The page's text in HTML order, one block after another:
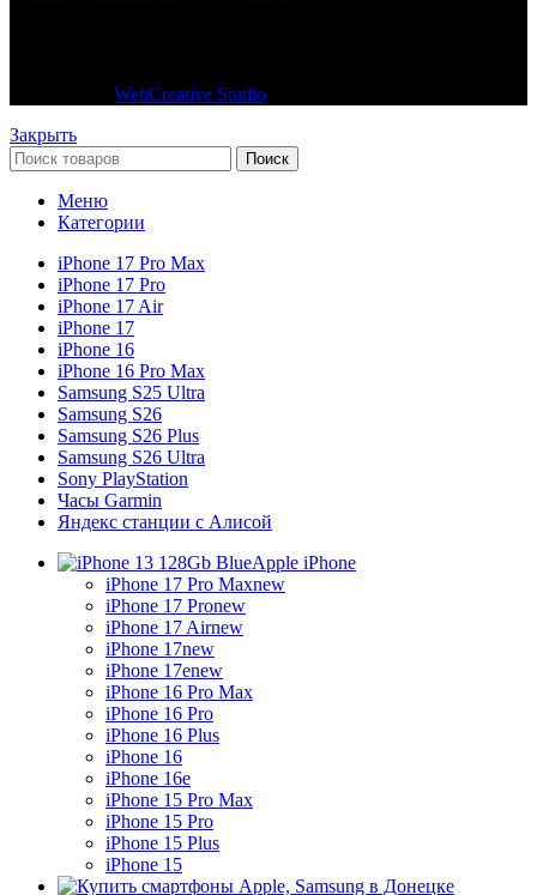
WebCreative Studio
Закрыть
Поиск
Меню
Категории
iPhone 17 Pro Max
iPhone 17 Pro
iPhone 17 Air
iPhone 17
iPhone 16
iPhone 16 Pro Max
Samsung S25 Ultra
Samsung S26
Samsung S26 Plus
Samsung S26 Ultra
Sony PlayStation
Часы Garmin
Яндекс станции с Алисой
Apple iPhone
iPhone 17 Pro Maxnew
iPhone 17 Pronew
iPhone 17 Airnew
iPhone 17new
iPhone 17enew
iPhone 16 Pro Max
iPhone 16 Pro
iPhone 16 Plus
iPhone 16
iPhone 16e
iPhone 15 Pro Max
iPhone 15 Pro
iPhone 15 Plus
iPhone 15